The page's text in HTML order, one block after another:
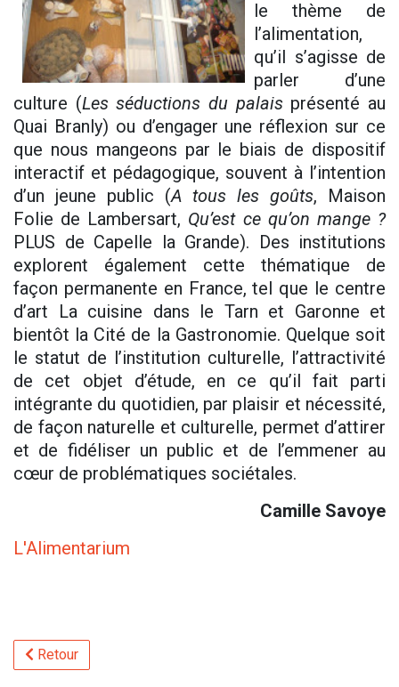
le thème de
l’alimentation,
qu’il s’agisse de
parler d’une
culture (Les séductions du palaisprésenté au
Quai Branly) ou d’engager une réflexion sur ce
que nous mangeons par le biais de dispositif
interactif et pédagogique, souvent à l’intention
d’un jeune public (A tous les goûts, Maison
Folie de Lambersart, Qu’est ce qu’on mange ?
PLUS de Capelle la Grande). Des institutions
explorent également cette thématique de
façon permanente en France, tel que le centre
d’art La cuisine dans le Tarn et Garonne et
bientôt la Cité de la Gastronomie. Quelque soit
le statut de l’institution culturelle, l’attractivité
de cet objet d’étude, en ce qu’il fait parti
intégrante du quotidien, par plaisir et nécessité,
de façon naturelle et culturelle, permet d’attirer
et de fidéliser un public et de l’emmener au
cœur de problématiques sociétales.
Camille Savoye
L'Alimentarium
Retour